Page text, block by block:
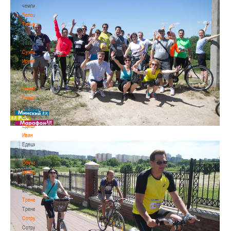
чемпионы
Белошапко
Татьяна
Белошапко
Татьяна
Сумникова
Ирина
Сумникова
Ирина
Швайбович
Елена
Швайбович
Елена
Едешко
Иван
Едешко
Иван
Обучающие
материалы
Обучающие
материалы
Тренерам
Тренерам
Сотрудничество
Сотрудничество